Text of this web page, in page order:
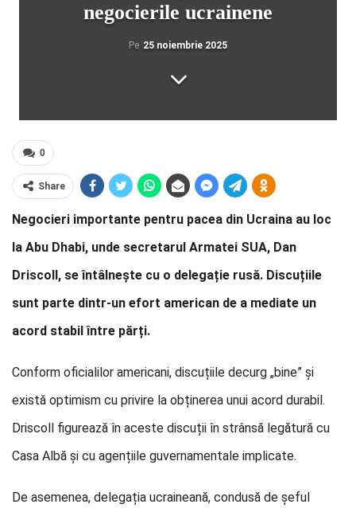
negocierile ucrainene
Pe 25 noiembrie 2025
0
Share
Negocieri importante pentru pacea din Ucraina au loc
la Abu Dhabi, unde secretarul Armatei SUA, Dan
Driscoll, se întâlnește cu o delegație rusă. Discuțiile
sunt parte dintr-un efort american de a mediate un
acord stabil între părți.
Conform oficialilor americani, discuțiile decurg „bine” și
există optimism cu privire la obținerea unui acord durabil.
Driscoll figurează în aceste discuții în strânsă legătură cu
Casa Albă și cu agențiile guvernamentale implicate.
De asemenea, delegația ucraineană, condusă de șeful